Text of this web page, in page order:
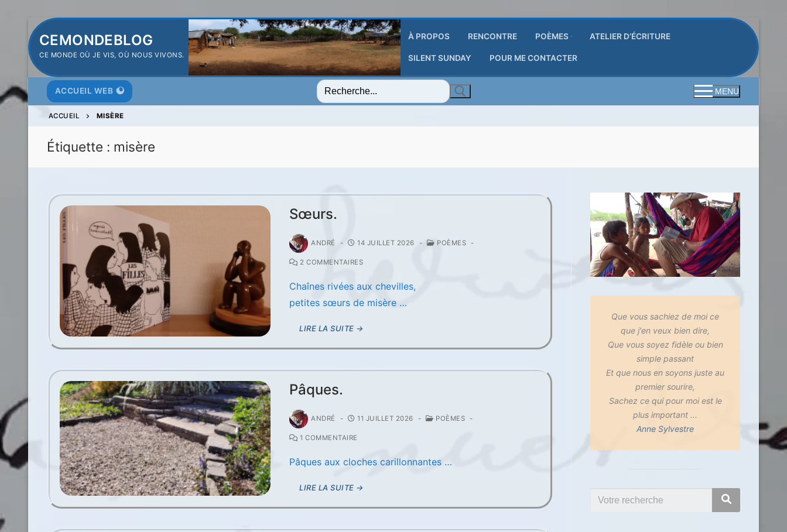
Aller
au
contenu
CEMONDEBLOG
CE MONDE OÙ JE VIS, OÙ NOUS VIVONS.
À PROPOS RENCONTRE POÈMES ATELIER D’ÉCRITURE
SILENT SUNDAY POUR ME CONTACTER
ACCUEIL WEB
Rechercher
:
MENU
ACCUEIL MISÈRE
Étiquette : misère
Sœurs.
ANDRÉ - 14 JUILLET 2026 - POÈMES -
2 COMMENTAIRES
Chaînes rivées aux chevilles,
petites sœurs de misère …
LIRE LA SUITE →
Pâques.
ANDRÉ - 11 JUILLET 2026 - POÈMES -
1 COMMENTAIRE
Pâques aux cloches carillonnantes …
LIRE LA SUITE →
Que vous sachiez de moi ce
que j'en veux bien dire,
Que vous soyez fidèle ou bien
simple passant
Et que nous en soyons juste au
premier sourire,
Sachez ce qui pour moi est le
plus important ...
Anne Sylvestre